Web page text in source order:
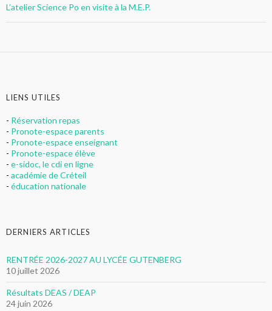
L’atelier Science Po en visite à la M.E.P.
LIENS UTILES
- Réservation repas
- Pronote-espace parents
- Pronote-espace enseignant
- Pronote-espace élève
- e-sidoc, le cdi en ligne
- académie de Créteil
- éducation nationale
DERNIERS ARTICLES
RENTRÉE 2026-2027 AU LYCÉE GUTENBERG
10 juillet 2026
Résultats DEAS / DEAP
24 juin 2026